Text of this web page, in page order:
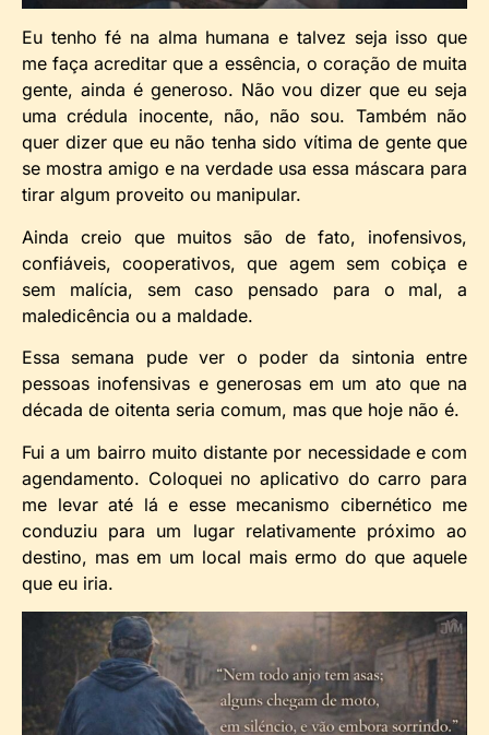
Eu tenho fé na alma humana e talvez seja isso que
me faça acreditar que a essência, o coração de muita
gente, ainda é generoso. Não vou dizer que eu seja
uma crédula inocente, não, não sou. Também não
quer dizer que eu não tenha sido vítima de gente que
se mostra amigo e na verdade usa essa máscara para
tirar algum proveito ou manipular.
Ainda creio que muitos são de fato, inofensivos,
confiáveis, cooperativos, que agem sem cobiça e
sem malícia, sem caso pensado para o mal, a
maledicência ou a maldade.
Essa semana pude ver o poder da sintonia entre
pessoas inofensivas e generosas em um ato que na
década de oitenta seria comum, mas que hoje não é.
Fui a um bairro muito distante por necessidade e com
agendamento. Coloquei no aplicativo do carro para
me levar até lá e esse mecanismo cibernético me
conduziu para um lugar relativamente próximo ao
destino, mas em um local mais ermo do que aquele
que eu iria.